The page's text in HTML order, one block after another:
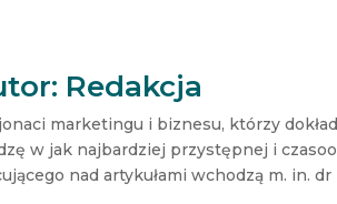
Redakcja
marketingu i biznesu, którzy
w jak najbardziej przystępnej i
nad artykułami wchodzą m. in.